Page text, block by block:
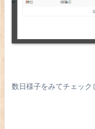
数日様子をみてチェッ